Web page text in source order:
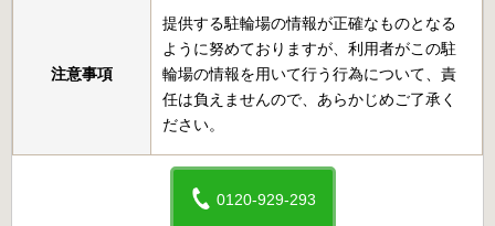
注意事項
提供する駐輪場の情報が正確なものとなる
ように努めておりますが、利用者がこの駐
輪場の情報を用いて行う行為について、責
任は負えませんので、あらかじめご了承く
ださい。
0120-929-293